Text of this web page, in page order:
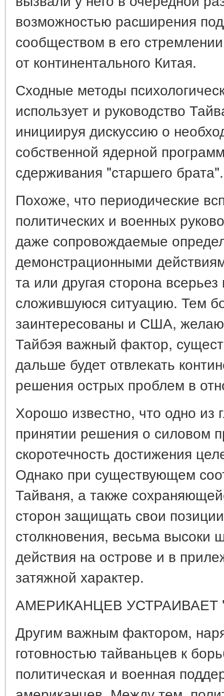
возможностью расширения
сообществом в его
от континентального Китая.
Сходные методы
использует и руководство
инициируя дискуссию о
собственной ядерной
сдерживания "старшего брата".
Похоже, что периодические
политических и военных
даже сопровождаемые
демонстрационными
та или другая сторона
сложившуюся ситуацию. Тем
заинтересованы и США,
Тайбэя важный фактор,
дальше будет отвлекать
решения острых проблем в
Хорошо известно, что одно из
принятии решения о силовом
скоротечность достижения
Однако при существующем
Тайваня, а также
сторон защищать свои
столкновения, весьма высоки
действия на острове и в
затяжной характер.
АМЕРИКАНЦЕВ УСТРАИВАЕТ
Другим важным фактором,
готовностью тайваньцев к
политическая и военная